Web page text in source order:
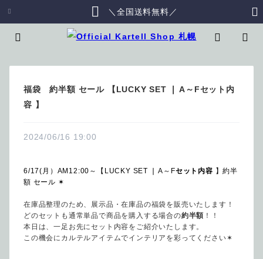
＼全国送料無料／
福袋 約半額 セール 【LUCKY SET ❘ A～Fセット内
容 】
2024/06/16 19:00
6/17(月）AM12:00～【LUCKY SET ❘ A～Fセット内容 】約半
額 セール ✶
在庫品整理のため、展示品・在庫品の福袋を販売いたします！
どのセットも通常単品で商品を購入する場合の約半額 ！！
本日は、一足お先にセット内容をご紹介いたします。
この機会にカルテルアイテムでインテリアを彩ってください✶